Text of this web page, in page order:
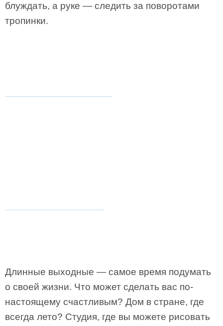
блуждать, а руке — следить за поворотами
тропинки.
Длинные выходные — самое время подумать
о своей жизни. Что может сделать вас по-
настоящему счастливым? Дом в стране, где
всегда лето? Студия, где вы можете рисовать